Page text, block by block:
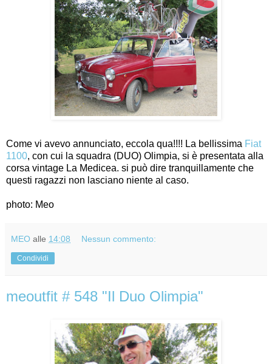
Come vi avevo annunciato, eccola qua!!!! La bellissima Fiat
1100, con cui la squadra (DUO) Olimpia, si è presentata alla
corsa vintage La Medicea. si può dire tranquillamente che
questi ragazzi non lasciano niente al caso.
photo: Meo
MEO alle 14:08 Nessun commento:
Condividi
meoutfit # 548 "Il Duo Olimpia"